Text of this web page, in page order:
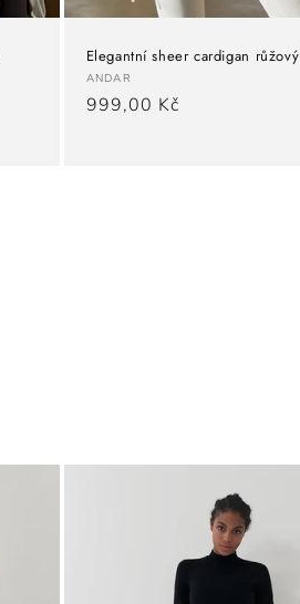
Elegantní sheer cardigan růžový
Dodavatel:
ANDAR
Běžná
999,00 Kč